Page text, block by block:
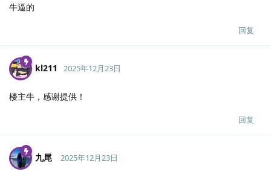
牛逼的
回复
kl211 2025年12月23日
楼主牛，感谢提供！
回复
九尾 2025年12月23日